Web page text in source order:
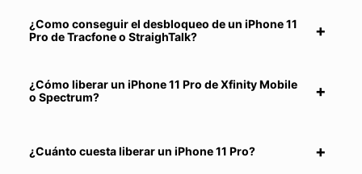
¿Como conseguir el desbloqueo de un iPhone 11
Pro de Tracfone o StraighTalk?
¿Cómo liberar un iPhone 11 Pro de Xfinity Mobile
o Spectrum?
¿Cuánto cuesta liberar un iPhone 11 Pro?